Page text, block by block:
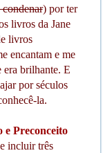
condenar) por ter
livros da Jane
livros
encantam e me
era brilhante. E
por séculos
la.
e Preconceito
incluir três